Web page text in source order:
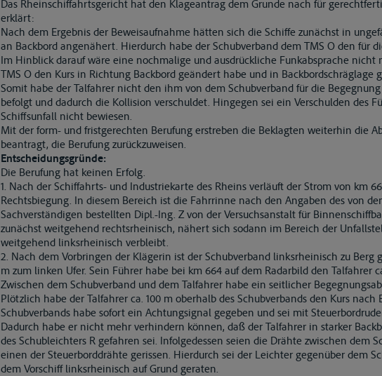
Das Rheinschiffahrtsgericht hat den Klageantrag dem Grunde nach für
erklärt:
Nach dem Ergebnis der Beweisaufnahme hätten sich die Schiffe zunächst in
an Backbord angenähert. Hierdurch habe der Schubverband dem TMS O den für
Im Hinblick darauf wäre eine nochmalige und ausdrückliche Funkabsprache nicht
TMS O den Kurs in Richtung Backbord geändert habe und in Backbordschräglage
Somit habe der Talfahrer nicht den ihm von dem Schubverband für die
befolgt und dadurch die Kollision verschuldet. Hingegen sei ein Verschulden des
Schiffsunfall nicht bewiesen.
Mit der form- und fristgerechten Berufung erstreben die Beklagten weiterhin die
beantragt, die Berufung zurückzuweisen.
Entscheidungsgründe:
Die Berufung hat keinen Erfolg.
1. Nach der Schiffahrts- und Industriekarte des Rheins verläuft der Strom von km
Rechtsbiegung. In diesem Bereich ist die Fahrrinne nach den Angaben des von
Sachverständigen bestellten Dipl.-Ing. Z von der Versuchsanstalt für
zunächst weitgehend rechtsrheinisch, nähert sich sodann im Bereich der
weitgehend linksrheinisch verbleibt.
2. Nach dem Vorbringen der Klägerin ist der Schubverband linksrheinisch zu
m zum linken Ufer. Sein Führer habe bei km 664 auf dem Radarbild den Talfahrer
Zwischen dem Schubverband und dem Talfahrer habe ein seitlicher
Plötzlich habe der Talfahrer ca. 100 m oberhalb des Schubverbands den Kurs
Schubverbands habe sofort ein Achtungsignal gegeben und sei mit
Dadurch habe er nicht mehr verhindern können, daß der Talfahrer in starker
des Schubleichters R gefahren sei. Infolgedessen seien die Drähte zwischen dem
einen der Steuerborddrähte gerissen. Hierdurch sei der Leichter gegenüber dem
dem Vorschiff linksrheinisch auf Grund geraten.